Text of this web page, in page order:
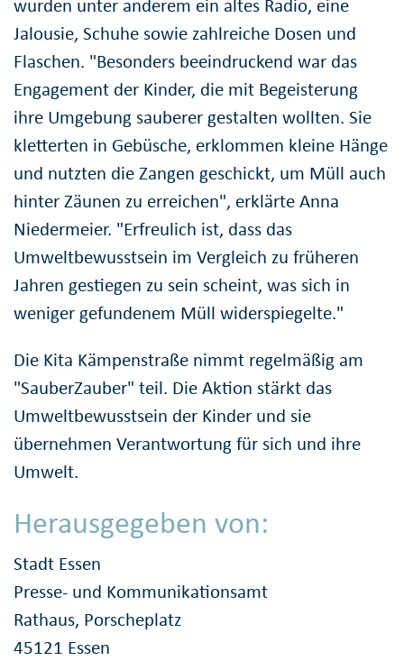
wurden unter anderem ein altes Radio, eine
Jalousie, Schuhe sowie zahlreiche Dosen und
Flaschen. "Besonders beeindruckend war das
Engagement der Kinder, die mit Begeisterung
ihre Umgebung sauberer gestalten wollten. Sie
kletterten in Gebüsche, erklommen kleine Hänge
und nutzten die Zangen geschickt, um Müll auch
hinter Zäunen zu erreichen", erklärte Anna
Niedermeier. "Erfreulich ist, dass das
Umweltbewusstsein im Vergleich zu früheren
Jahren gestiegen zu sein scheint, was sich in
weniger gefundenem Müll widerspiegelte."
Die Kita Kämpenstraße nimmt regelmäßig am
"SauberZauber" teil. Die Aktion stärkt das
Umweltbewusstsein der Kinder und sie
übernehmen Verantwortung für sich und ihre
Umwelt.
Herausgegeben von:
Stadt Essen
Presse- und Kommunikationsamt
Rathaus, Porscheplatz
45121 Essen